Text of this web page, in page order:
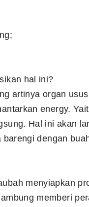
hal ini?
artinya organ
energy.
Hal ini akan
dengan
menyiapkan
memberi